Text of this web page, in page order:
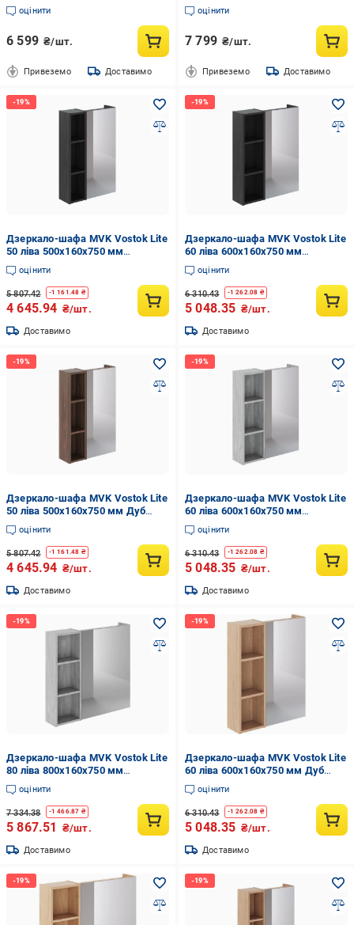
оцінити
6 599 ₴/шт.
Привеземо Доставимо
оцінити
7 799 ₴/шт.
Привеземо Доставимо
Дзеркало-шафа MVK Vostok Lite
50 ліва 500х160х750 мм
Морське дерево Карбон
(8100kb-1)
оцінити
5 807.42 -1 161.48 ₴
4 645.94 ₴/шт.
Доставимо
Дзеркало-шафа MVK Vostok Lite
60 ліва 600х160х750 мм
Морське дерево Карбон
(8101kb-1)
оцінити
6 310.43 -1 262.08 ₴
5 048.35 ₴/шт.
Доставимо
Дзеркало-шафа MVK Vostok Lite
50 ліва 500х160х750 мм Дуб
Бурбон (8100br-1)
оцінити
5 807.42 -1 161.48 ₴
4 645.94 ₴/шт.
Доставимо
Дзеркало-шафа MVK Vostok Lite
60 ліва 600х160х750 мм
Бетонний камінь (8101bt-1)
оцінити
6 310.43 -1 262.08 ₴
5 048.35 ₴/шт.
Доставимо
Дзеркало-шафа MVK Vostok Lite
80 ліва 800х160х750 мм
Бетонний камінь (8103bt-1)
оцінити
7 334.38 -1 466.87 ₴
5 867.51 ₴/шт.
Доставимо
Дзеркало-шафа MVK Vostok Lite
60 ліва 600х160х750 мм Дуб
кам'яний (8101db-1)
оцінити
6 310.43 -1 262.08 ₴
5 048.35 ₴/шт.
Доставимо